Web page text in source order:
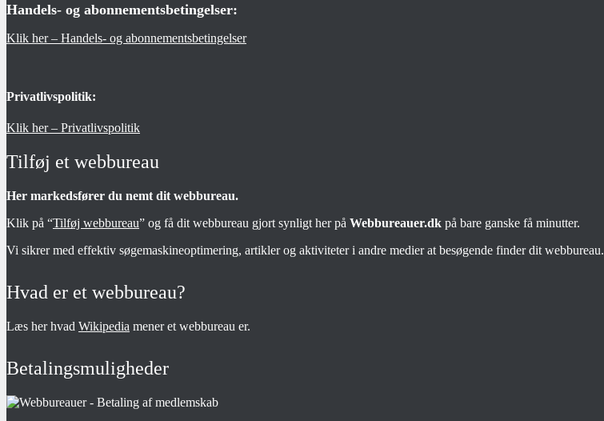
Handels- og abonnementsbetingelser:
Klik her – Handels- og abonnementsbetingelser
Privatlivspolitik:
Klik her – Privatlivspolitik
Tilføj et webbureau
Her markedsfører du nemt dit webbureau.
Klik på “Tilføj webbureau” og få dit webbureau gjort synligt her på Webbureauer.dk på bare ganske få minutter.
Vi sikrer med effektiv søgemaskineoptimering, artikler og aktiviteter i andre medier at besøgende finder dit webbureau.
Hvad er et webbureau?
Læs her hvad Wikipedia mener et webbureau er.
Betalingsmuligheder